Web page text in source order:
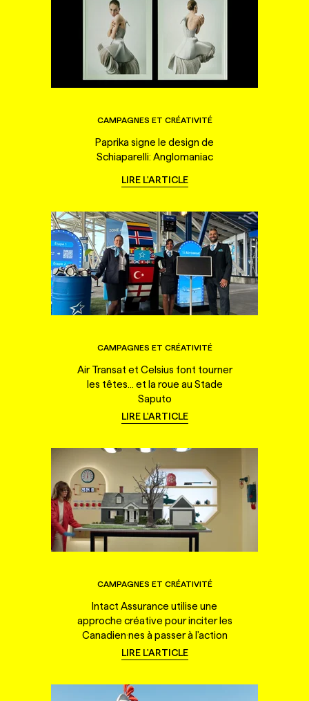
CAMPAGNES ET CRÉATIVITÉ
Paprika signe le design de
Schiaparelli: Anglomaniac
LIRE L'ARTICLE
CAMPAGNES ET CRÉATIVITÉ
Air Transat et Celsius font tourner
les têtes... et la roue au Stade
Saputo
LIRE L'ARTICLE
CAMPAGNES ET CRÉATIVITÉ
Intact Assurance utilise une
approche créative pour inciter les
Canadien·nes à passer à l'action
LIRE L'ARTICLE